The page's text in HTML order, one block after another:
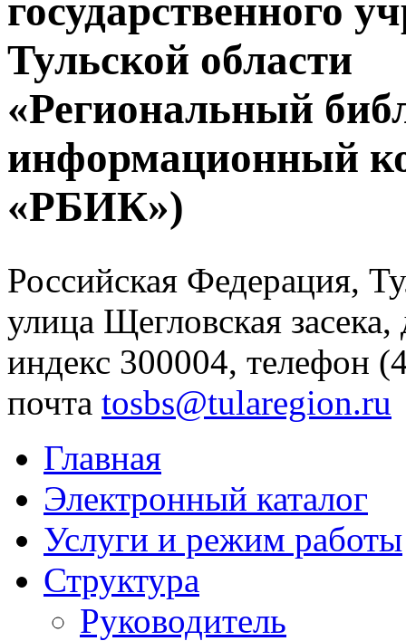
государственного
Тульской области
«Региональный
информационный
«РБИК»)
Российская Федерация,
улица Щегловская
индекс 300004, телефон
почта tosbs@tularegion.ru
Главная
Электронный каталог
Услуги и режим работы
Структура
Руководитель